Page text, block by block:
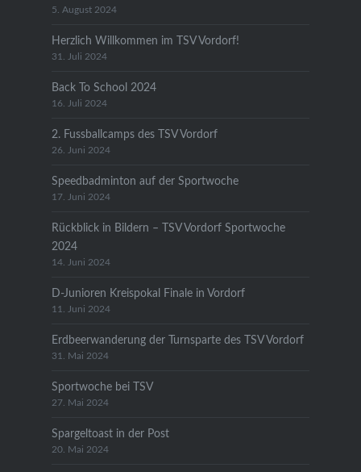
5. August 2024
Herzlich Willkommen im TSV Vordorf!
31. Juli 2024
Back To School 2024
16. Juli 2024
2. Fussballcamps des TSV Vordorf
26. Juni 2024
Speedbadminton auf der Sportwoche
17. Juni 2024
Rückblick in Bildern – TSV Vordorf Sportwoche
2024
14. Juni 2024
D-Junioren Kreispokal Finale in Vordorf
11. Juni 2024
Erdbeerwanderung der Turnsparte des TSV Vordorf
31. Mai 2024
Sportwoche bei TSV
27. Mai 2024
Spargeltoast in der Post
20. Mai 2024